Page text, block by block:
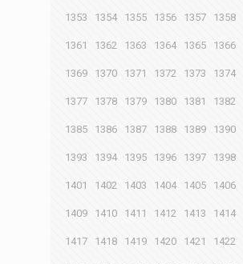
1353 1354 1355 1356 1357 1358
1361 1362 1363 1364 1365 1366
1369 1370 1371 1372 1373 1374
1377 1378 1379 1380 1381 1382
1385 1386 1387 1388 1389 1390
1393 1394 1395 1396 1397 1398
1401 1402 1403 1404 1405 1406
1409 1410 1411 1412 1413 1414
1417 1418 1419 1420 1421 1422